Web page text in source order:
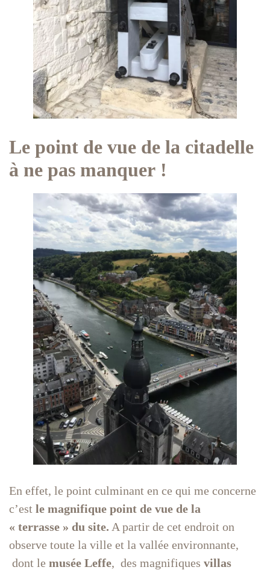
Le point de vue de la citadelle
à ne pas manquer !
En effet, le point culminant en ce qui me concerne
c’est le magnifique point de vue de la
« terrasse » du site. A partir de cet endroit on
observe toute la ville et la vallée environnante,
dont le musée Leffe, des magnifiques villas